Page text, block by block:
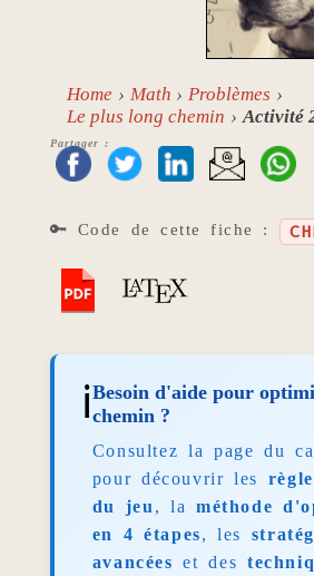
Home Math
Problèmes
Le plus long chemin
Activité
Partager :
🔑 Code de cette fiche :
ℹ️Besoin d'aide pour
chemin ?
Consultez la page du
pour découvrir les
du jeu , laméthode
en 4 étapes, les
avancées et des